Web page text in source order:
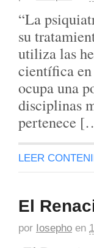
“La
su
utiliza las
científica
ocupa una
disciplinas
pertenece
LEER
El
por Iosepho en